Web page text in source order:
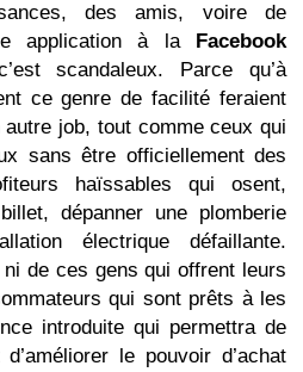
des amis, voire de
application à la Facebook
scandaleux. Parce qu’à
ce genre de facilité feraient
job, tout comme ceux qui
sans être officiellement des
haïssables qui osent,
dépanner une plomberie
électrique défaillante.
ni de ces gens qui offrent leurs
qui sont prêts à les
introduite qui permettra de
le pouvoir d’achat